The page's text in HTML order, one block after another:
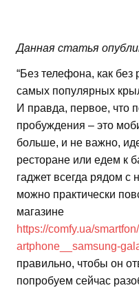
Данная статья
“Без телефона, как без
самых популярных
И правда, первое, что
пробуждения – это
больше, и не важно,
ресторане или едем к
гаджет всегда рядом с
можно практически
магазине
https://comfy.ua/
artphone__samsung-
правильно, чтобы он
попробуем сейчас